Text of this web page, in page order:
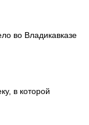
во Владикавказе
в которой